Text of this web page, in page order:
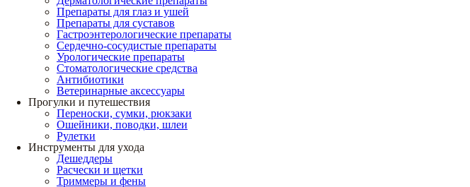
Препараты для глаз и ушей
Препараты для суставов
Гастроэнтерологические препараты
Сердечно-сосудистые препараты
Урологические препараты
Стоматологические средства
Антибиотики
Ветеринарные аксессуары
Прогулки и путешествия
Переноски, сумки, рюкзаки
Ошейники, поводки, шлеи
Рулетки
Инструменты для ухода
Дешеддеры
Расчески и щетки
Триммеры и фены